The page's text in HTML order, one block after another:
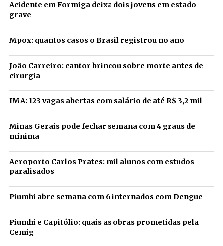
Acidente em Formiga deixa dois jovens em estado
grave
Mpox: quantos casos o Brasil registrou no ano
João Carreiro: cantor brincou sobre morte antes de
cirurgia
IMA: 123 vagas abertas com salário de até R$ 3,2 mil
Minas Gerais pode fechar semana com 4 graus de
mínima
Aeroporto Carlos Prates: mil alunos com estudos
paralisados
Piumhi abre semana com 6 internados com Dengue
Piumhi e Capitólio: quais as obras prometidas pela
Cemig